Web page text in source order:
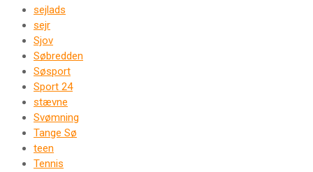
sejlads
sejr
Sjov
Søbredden
Søsport
Sport 24
stævne
Svømning
Tange Sø
teen
Tennis